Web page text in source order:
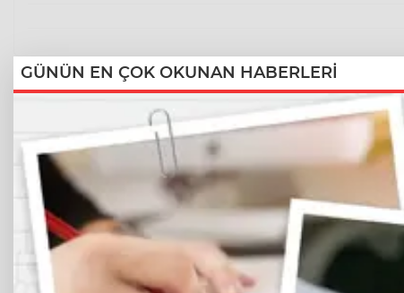
GÜNÜN EN ÇOK OKUNAN HABERLERİ